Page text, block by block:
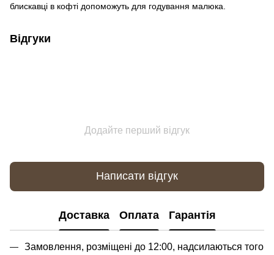
блискавці в кофті допоможуть для годування малюка.
Відгуки
Додайте перший відгук
Написати відгук
Доставка Оплата Гарантія
Замовлення, розміщені до 12:00, надсилаються того